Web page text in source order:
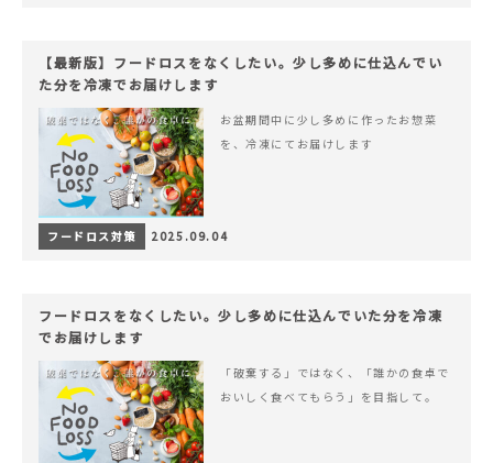
【最新版】フードロスをなくしたい。少し多めに仕込んでい
た分を冷凍でお届けします
お盆期間中に少し多めに作ったお惣菜
を、冷凍にてお届けします
フードロス対策 2025.09.04
フードロスをなくしたい。少し多めに仕込んでいた分を冷凍
でお届けします
「破棄する」ではなく、「誰かの食卓で
おいしく食べてもらう」を目指して。